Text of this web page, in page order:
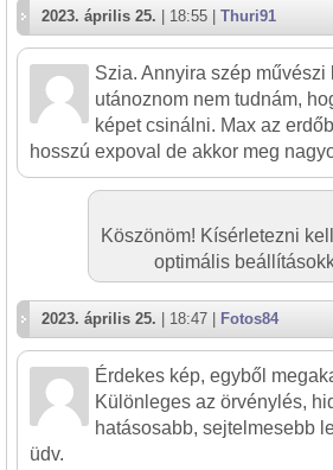
2023. április 25. | 18:55 | Thuri91
Szia. Annyira szép
utánoznom nem tudnám,
képet csinálni. Max az
hosszú expoval de akkor meg
Köszönöm! Kísérletezni
optimális
2023. április 25. | 18:47 | Fotos84
Érdekes kép, egyből
Különleges az örvénylés,
hatásosabb, sejtelmesebb
üdv.